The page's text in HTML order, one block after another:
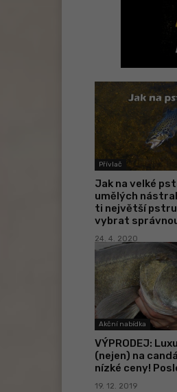
Přívlač
Jak na velké
umělých
ti největší
vybrat
24. 4. 2020
Akční nabídka
VÝPRODEJ:
(nejen) na
nízké ceny!
19. 12. 2019